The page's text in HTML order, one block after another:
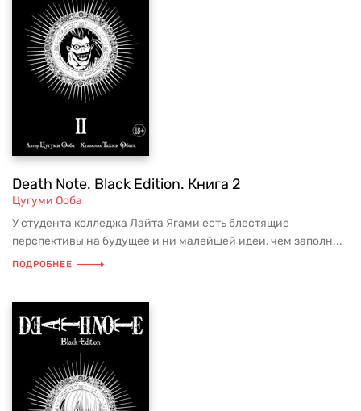
Death Note. Black Edition. Книга 2
Цугуми Ооба
У студента колледжа Лайта Ягами есть блестящие
перспективы на будущее и ни малейшей идеи, чем заполн...
ПОДРОБНЕЕ